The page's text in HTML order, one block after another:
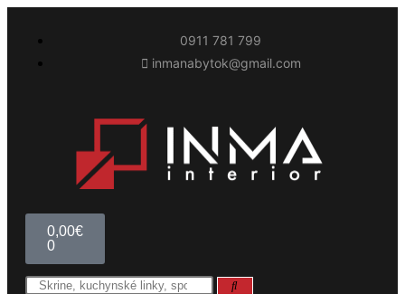
0911 781 799
inmanabytok@gmail.com
0,00€
0